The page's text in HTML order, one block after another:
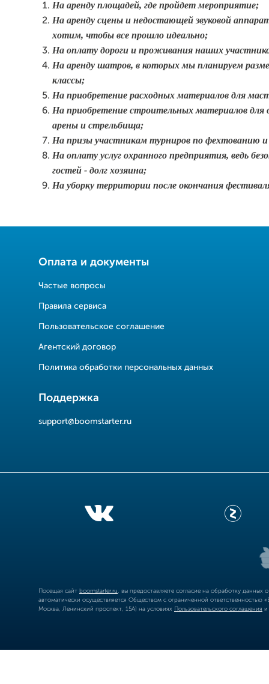
На аренду площадей, где пройдет мероприятие;
На аренду сцены и недостающей звуковой
хотим, чтобы все прошло идеально;
На оплату дороги и проживания наших
На аренду шатров, в которых мы планируем
классы;
На приобретение расходных материалов для
На приобретение строительных материалов для
арены и стрельбища;
На призы участникам турниров по фехтованию и
На оплату услуг охранного предприятия, ведь
гостей - долг хозяина;
На уборку территории после окончания
Оплата и документы
Частые вопросы
Правила сервиса
Пользовательское соглашение
Агентский договор
Политика обработки персональных данных
Поддержка
support@boomstarter.ru
Посещая сайт boomstarter.ru , вы предоставляете согласие на обработку
автоматически осуществляется Обществом с ограниченной
Москва, Ленинский проспект, 15А) на условиях Пользовательского соглашения и